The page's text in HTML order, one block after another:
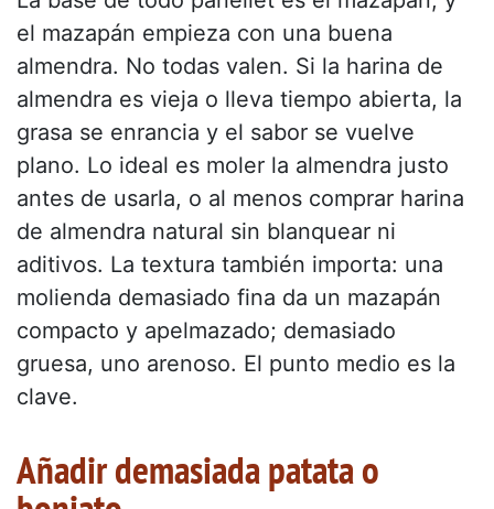
el mazapán empieza con una buena
almendra. No todas valen. Si la harina de
almendra es vieja o lleva tiempo abierta, la
grasa se enrancia y el sabor se vuelve
plano. Lo ideal es moler la almendra justo
antes de usarla, o al menos comprar harina
de almendra natural sin blanquear ni
aditivos. La textura también importa: una
molienda demasiado fina da un mazapán
compacto y apelmazado; demasiado
gruesa, uno arenoso. El punto medio es la
clave.
Añadir demasiada patata o